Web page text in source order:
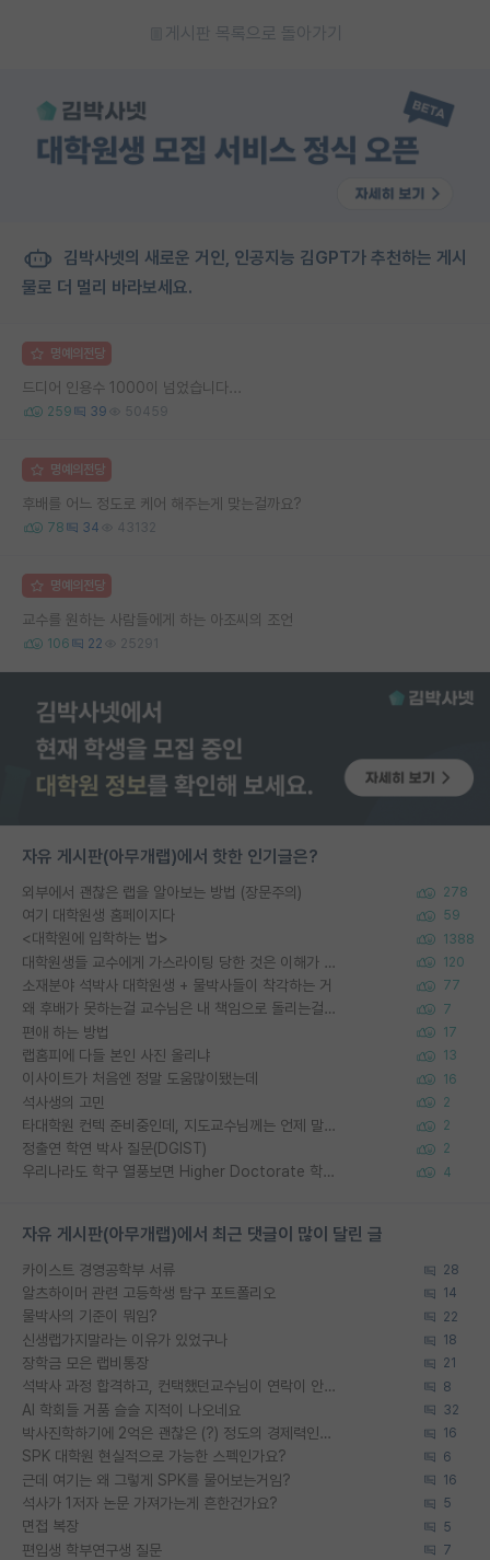
게시판 목록으로 돌아가기
김박사넷의 새로운 거인, 인공지능 김GPT가 추천하는 게시
물로 더 멀리 바라보세요.
명예의전당
드디어 인용수 1000이 넘었습니다...
259 39 50459
명예의전당
후배를 어느 정도로 케어 해주는게 맞는걸까요?
78 34 43132
명예의전당
교수를 원하는 사람들에게 하는 아조씨의 조언
106 22 25291
자유 게시판(아무개랩)에서 핫한 인기글은?
외부에서 괜찮은 랩을 알아보는 방법 (장문주의) 278
여기 대학원생 홈페이지다 59
<대학원에 입학하는 법> 1388
대학원생들 교수에게 가스라이팅 당한 것은 이해가 갑니다. 안타깝네요. 120
소재분야 석박사 대학원생 + 물박사들이 착각하는 거 77
왜 후배가 못하는걸 교수님은 내 책임으로 돌리는걸까요? 7
편애 하는 방법 17
랩홈피에 다들 본인 사진 올리냐 13
이사이트가 처음엔 정말 도움많이됐는데 16
석사생의 고민 2
타대학원 컨텍 준비중인데, 지도교수님께는 언제 말씀드려야 할까요? 2
정출연 학연 박사 질문(DGIST) 2
우리나라도 학구 열풍보면 Higher Doctorate 학위가 필요하다고 봅니다. 4
자유 게시판(아무개랩)에서 최근 댓글이 많이 달린 글
카이스트 경영공학부 서류 28
알츠하이머 관련 고등학생 탐구 포트폴리오 14
물박사의 기준이 뭐임? 22
신생랩가지말라는 이유가 있었구나 18
장학금 모은 랩비통장 21
석박사 과정 합격하고, 컨택했던교수님이 연락이 안됩니다... 8
AI 학회들 거품 슬슬 지적이 나오네요 32
박사진학하기에 2억은 괜찮은 (?) 정도의 경제력인가요 16
SPK 대학원 현실적으로 가능한 스펙인가요? 6
근데 여기는 왜 그렇게 SPK를 물어보는거임? 16
석사가 1저자 논문 가져가는게 흔한건가요? 5
면접 복장 5
편입생 학부연구생 질문 7